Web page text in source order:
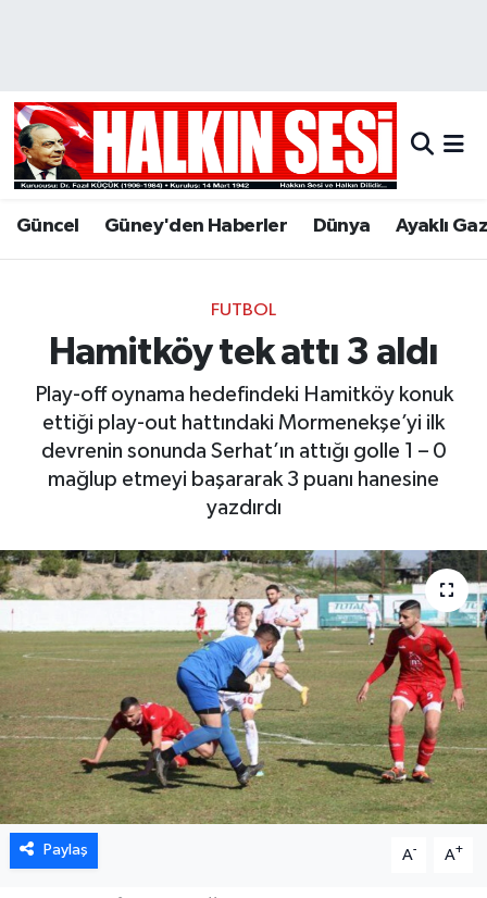
Güncel Güney'den Haberler Dünya Ayaklı
FUTBOL
Hamitköy tek attı 3 aldı
Play-off oynama hedefindeki Hamitköy konuk
ettiği play-out hattındaki Mormenekşe’yi ilk
devrenin sonunda Serhat’ın attığı golle 1 – 0
mağlup etmeyi başararak 3 puanı hanesine
yazdırdı
Paylaş A- A+
Hava Durumu
Trafik Durumu
Son Dakika Haberleri
Haber Arşivi